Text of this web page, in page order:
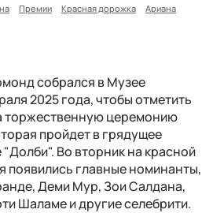
Премии Красная дорожка
Ариана
собрался в Музее
2025 года, чтобы отметить
торжественную церемонию
пройдет в грядущее
"Долби". Во вторник на красной
появились главные номинанты,
Деми Мур, Зои Салдана,
Шаламе и другие селебрити.